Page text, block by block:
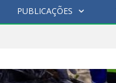
PUBLICAÇÕES